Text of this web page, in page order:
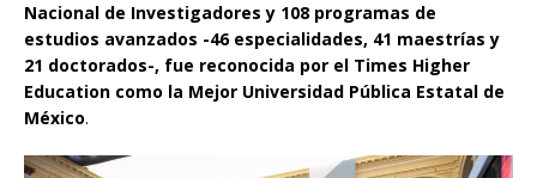
Nacional de Investigadores y 108 programas de
estudios avanzados -46 especialidades, 41 maestrías y
21 doctorados-, fue reconocida por el Times Higher
Education como la Mejor Universidad Pública Estatal de
México.